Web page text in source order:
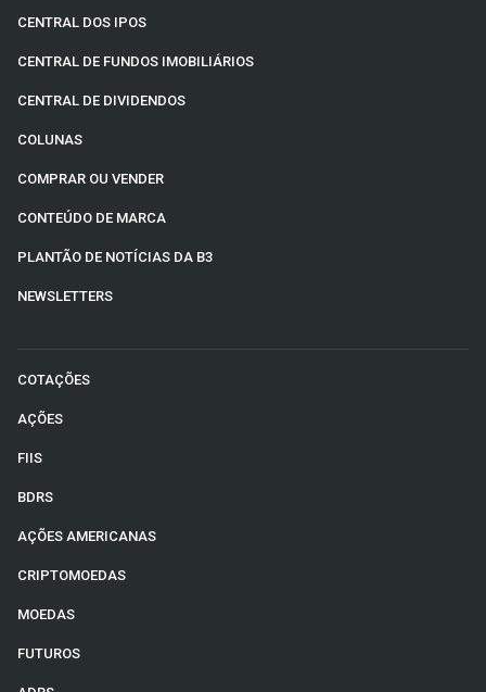
CENTRAL DOS IPOS
CENTRAL DE FUNDOS IMOBILIÁRIOS
CENTRAL DE DIVIDENDOS
COLUNAS
COMPRAR OU VENDER
CONTEÚDO DE MARCA
PLANTÃO DE NOTÍCIAS DA B3
NEWSLETTERS
COTAÇÕES
AÇÕES
FIIS
BDRS
AÇÕES AMERICANAS
CRIPTOMOEDAS
MOEDAS
FUTUROS